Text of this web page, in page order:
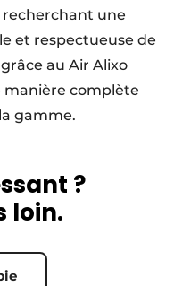
recherchant une
et respectueuse de
au Air Alixo
manière complète
gamme.
?
loin.